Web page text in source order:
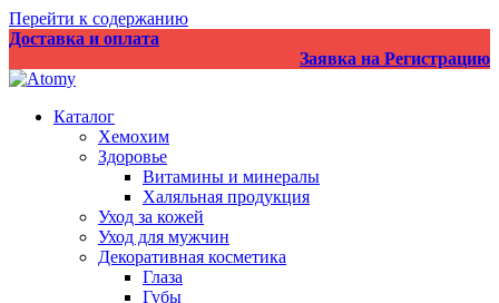
Перейти к содержанию
Доставка и оплата
Заявка на Регистрацию
Каталог
Хемохим
Здоровье
Витамины и минералы
Халяльная продукция
Уход за кожей
Уход для мужчин
Декоративная косметика
Глаза
Губы